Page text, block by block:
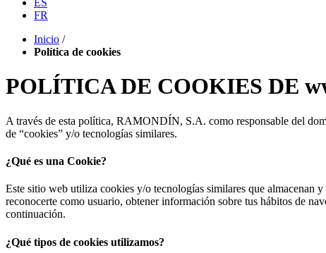
ES
FR
Inicio /
Política de cookies
POLÍTICA DE COOKIES DE
A través de esta política, RAMONDÍN, S.A. como responsable del
de “cookies” y/o tecnologías similares.
¿Qué es una Cookie?
Este sitio web utiliza cookies y/o tecnologías similares que almacenan
reconocerte como usuario, obtener información sobre tus hábitos de
continuación.
¿Qué tipos de cookies utilizamos?